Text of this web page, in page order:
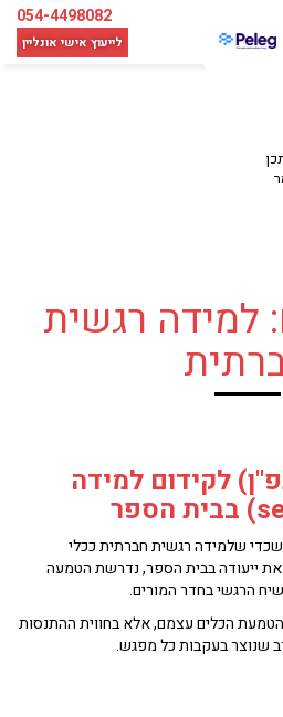
054-4498082
לייעוץ אישי אונליין
למידה רגשית
(11900 בגפ"ן) לקידום למידה
שלמידה רגשית חברתית ככלי
ייעודה בבית הספר, נדרשת הטמעה
הרגשי בחדר המורים.
הכלים עצמם, אלא בחווית ההתנסות
שנוצר בעקבות כל מפגש.